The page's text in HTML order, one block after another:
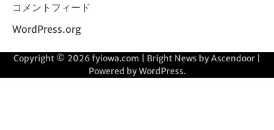
コメントフィード
WordPress.org
Copyright © 2026fyiowa.com | Bright News byAscendoor
Powered byWordPress.